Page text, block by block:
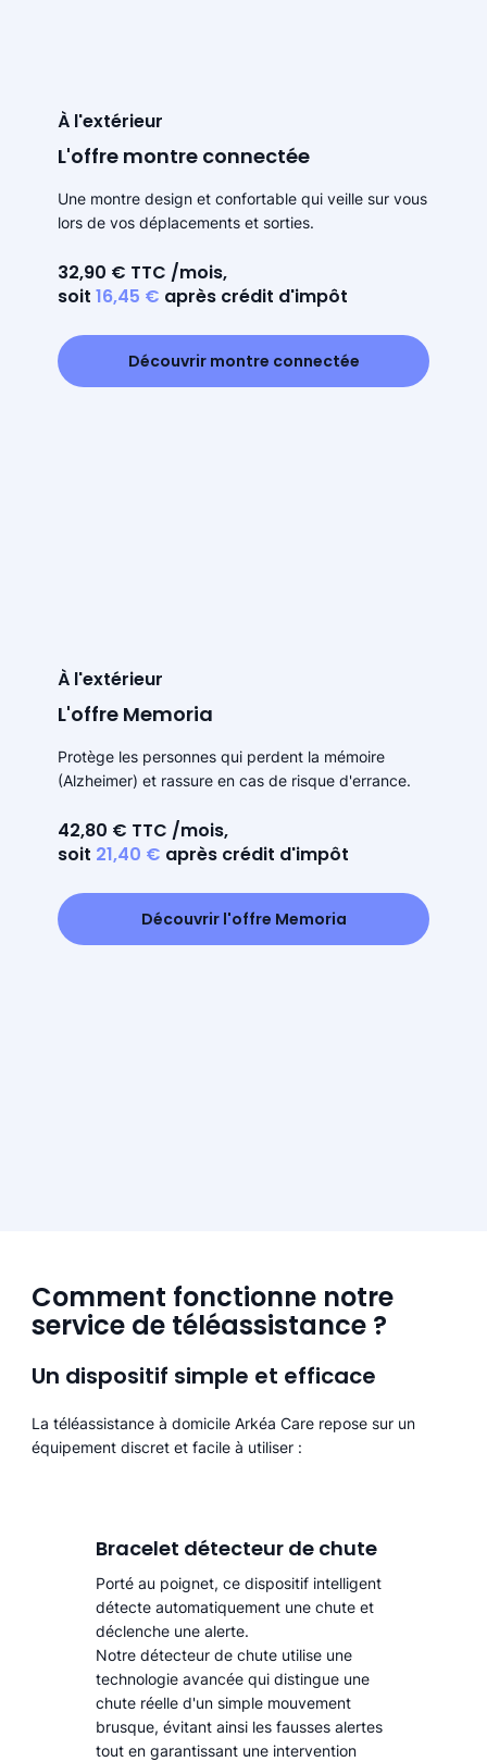
À l'extérieur
L'offre montre connectée
Une montre design et confortable qui veille sur vous
lors de vos déplacements et sorties.
32,90 € TTC /mois,
soit 16,45 € après crédit d'impôt
Découvrir montre connectée
À l'extérieur
L'offre Memoria
Protège les personnes qui perdent la mémoire
(Alzheimer) et rassure en cas de risque d'errance.
42,80 € TTC /mois,
soit 21,40 € après crédit d'impôt
Découvrir l'offre Memoria
Comment fonctionne notre
service de téléassistance ?
Un dispositif simple et efficace
La téléassistance à domicile Arkéa Care repose sur un
équipement discret et facile à utiliser :
Bracelet détecteur de chute
Porté au poignet, ce dispositif intelligent
détecte automatiquement une chute et
déclenche une alerte.​
Notre détecteur de chute utilise une
technologie avancée qui distingue une
chute réelle d'un simple mouvement
brusque, évitant ainsi les fausses alertes
tout en garantissant une intervention